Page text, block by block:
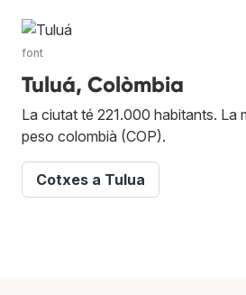
font
Tuluá, Colòmbia
La ciutat té 221.000 habitants. La
peso colombià (COP).
Cotxes a Tulua